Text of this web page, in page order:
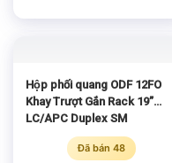
hạng5.00
Hộp phối quang ODF 12FO
Khay Trượt Gắn Rack 19”
LC/APC Duplex SM
Đã bán 48